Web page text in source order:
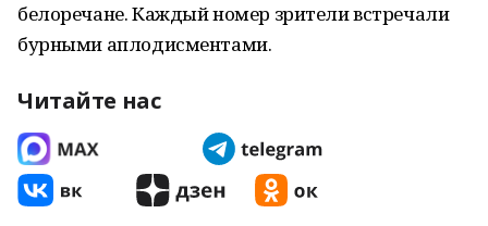
белоречане. Каждый номер зрители встречали
бурными аплодисментами.
Читайте нас